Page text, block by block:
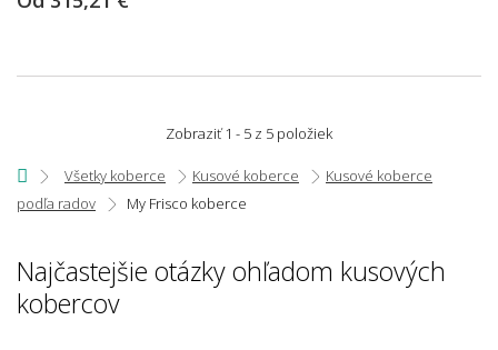
Zobraziť 1 - 5 z 5 položiek
Všetky koberce Kusové koberce
Kusové koberce
podľa radov
My Frisco koberce
Najčastejšie otázky ohľadom kusových
kobercov